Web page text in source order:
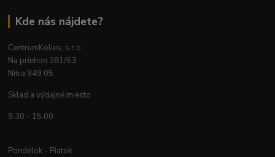
Kde nás nájdete?
CentrumKolies, s.r.o.
Na priehon 281/63
Nitra 949 05
Sklad a výdajné miesto
9.30 - 15.00
Pondelok - Piatok